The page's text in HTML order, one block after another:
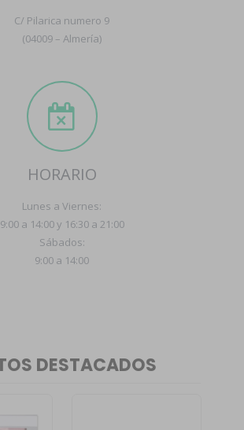
C/ Pilarica numero 9
(04009 – Almería)
HORARIO
Lunes a Viernes:
9:00 a 14:00 y 16:30 a 21:00
Sábados:
9:00 a 14:00